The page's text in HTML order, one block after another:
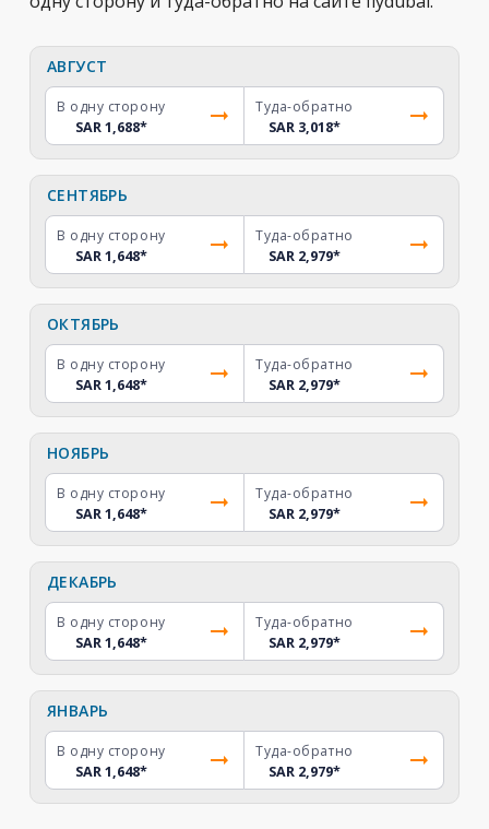
АВГУСТ
В одну сторону
SAR 1,688*
Туда-обратно
SAR 3,018*
СЕНТЯБРЬ
В одну сторону
SAR 1,648*
Туда-обратно
SAR 2,979*
ОКТЯБРЬ
В одну сторону
SAR 1,648*
Туда-обратно
SAR 2,979*
НОЯБРЬ
В одну сторону
SAR 1,648*
Туда-обратно
SAR 2,979*
ДЕКАБРЬ
В одну сторону
SAR 1,648*
Туда-обратно
SAR 2,979*
ЯНВАРЬ
В одну сторону
SAR 1,648*
Туда-обратно
SAR 2,979*